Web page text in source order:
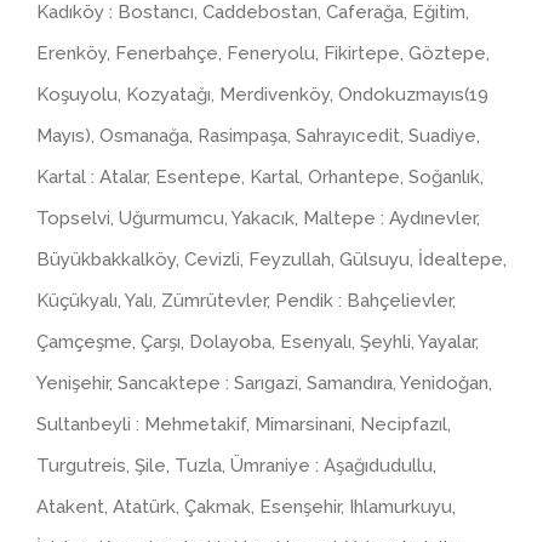
Kadıköy : Bostancı, Caddebostan, Caferağa, Eğitim,
Erenköy, Fenerbahçe, Feneryolu, Fikirtepe, Göztepe,
Koşuyolu, Kozyatağı, Merdivenköy, Ondokuzmayıs(19
Mayıs), Osmanağa, Rasimpaşa, Sahrayıcedit, Suadiye,
Kartal : Atalar, Esentepe, Kartal, Orhantepe, Soğanlık,
Topselvi, Uğurmumcu, Yakacık, Maltepe : Aydınevler,
Büyükbakkalköy, Cevizli, Feyzullah, Gülsuyu, İdealtepe,
Küçükyalı, Yalı, Zümrütevler, Pendik : Bahçelievler,
Çamçeşme, Çarşı, Dolayoba, Esenyalı, Şeyhli, Yayalar,
Yenişehir, Sancaktepe : Sarıgazi, Samandıra, Yenidoğan,
Sultanbeyli : Mehmetakif, Mimarsinani, Necipfazıl,
Turgutreis, Şile, Tuzla, Ümraniye : Aşağıdudullu,
Atakent, Atatürk, Çakmak, Esenşehir, Ihlamurkuyu,